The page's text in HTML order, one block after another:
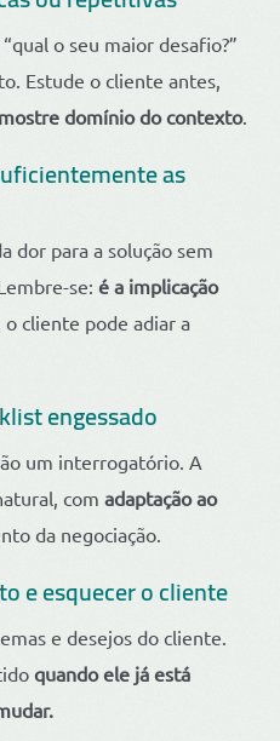
o seu maior desafio?”
Estude o cliente antes,
mostre domínio do contexto.
as
dor para a solução sem
se:é a implicação
o cliente pode adiar a
engessado
um interrogatório. A
comadaptação ao
da negociação.
e esquecer o cliente
e desejos do cliente.
quando ele já está